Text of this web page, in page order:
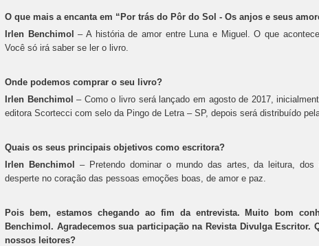
O que mais a encanta em “Por trás do Pôr do Sol - Os anjos e seus
Irlen Benchimol– A história de amor entre Luna e Miguel. O que
Você só irá saber se ler o livro.
Onde podemos comprar o seu livro?
Irlen Benchimol– Como o livro será lançado em agosto de 2017,
editora Scortecci com selo da Pingo de Letra – SP, depois será distribuído
Quais os seus principais objetivos como escritora?
Irlen Benchimol – Pretendo dominar o mundo das artes, da leitura,
desperte no coração das pessoas emoções boas, de amor e paz.
Pois bem, estamos chegando ao fim da entrevista. Muito bom
Benchimol. Agradecemos sua participação na Revista Divulga Escritor.
nossos leitores?